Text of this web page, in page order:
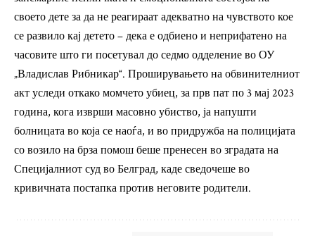
своето дете за да не реагираат адекватно на чувството кое
се развило кај детето – дека е одбиено и неприфатено на
часовите што ги посетувал до седмо одделение во ОУ
„Владислав Рибникар“. Проширувањето на обвинителниот
акт уследи откако момчето убиец, за прв пат по 3 мај 2023
година, кога изврши масовно убиство, ја напушти
болницата во која се наоѓа, и во придружба на полицијата
со возило на брза помош беше пренесен во зградата на
Специјалниот суд во Белград, каде сведочеше во
кривичната постапка против неговите родители.